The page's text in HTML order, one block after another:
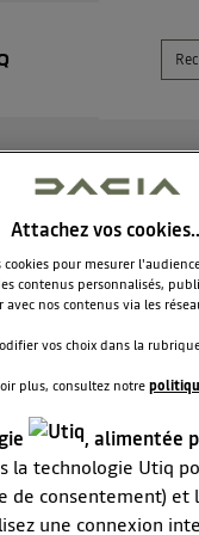
merci
1
Attachez vos
pour mesurer
contenus personnalisés,
avec nos contenus via les
vos choix dans la
plus, consultez notre
, alimentée
la technologie Utiq
de consentement)
une connexion